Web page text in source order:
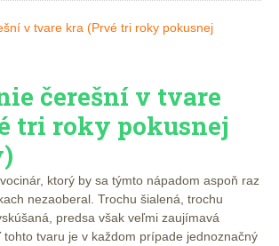
čerešní v tvare
tri roky pokusnej
ktorý by sa týmto nápadom aspoň raz
nezaoberal. Trochu šialená, trochu
predsa však veľmi zaujímavá
tohto tvaru je v každom prípade jednoznačný